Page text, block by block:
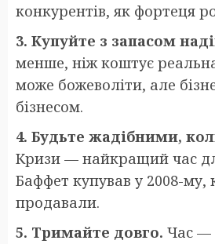
конкурентів, як фортеця
3. Купуйте з запасом
менше, ніж коштує
може божеволіти, але
бізнесом.
4. Будьте жадібними,
Кризи — найкращий час
Баффет купував у 2008-му,
продавали.
5. Тримайте довго. Час —